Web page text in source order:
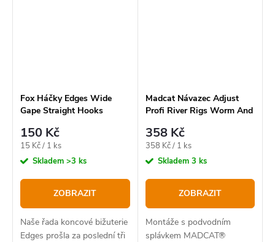
Fox Háčky Edges Wide
Gape Straight Hooks
150 Kč
Měrná
cena:
15 Kč / 1 ks
Skladem >3 ks
ZOBRAZIT
Naše řada koncové bižuterie
Edges prošla za poslední tři
Madcat Návazec Adjust
Profi River Rigs Worm And
358 Kč
Měrná
cena:
358 Kč / 1 ks
Skladem 3 ks
ZOBRAZIT
Montáže s podvodním
splávkem MADCAT®